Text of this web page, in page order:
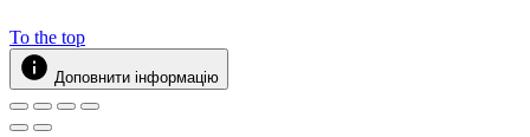
To the top
Доповнити інформацію